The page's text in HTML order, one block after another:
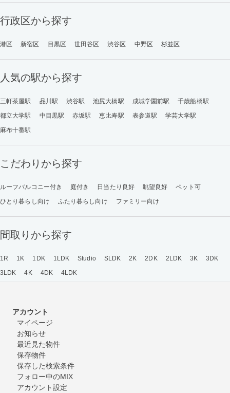
行政区から探す
港区 新宿区 目黒区 世田谷区 渋谷区 中野区 杉並区
人気の駅から探す
三軒茶屋駅 品川駅 渋谷駅 池尻大橋駅 成城学園前駅
千歳船橋駅
都立大学駅
中目黒駅 赤坂駅 恵比寿駅 表参道駅
学芸大学駅
麻布十番駅
こだわりから探す
ルーフバルコニー付き 庭付き 日当たり良好 眺望良好
ペット可
ひとり暮らし向け
ふたり暮らし向け ファミリー向け
間取りから探す
1R 1K 1DK 1LDK Studio SLDK 2K 2DK 2LDK 3K
3DK
3LDK
4K 4DK 4LDK
アカウント
マイページ
お知らせ
最近見た物件
保存物件
保存した検索条件
フォロー中のMIX
アカウント設定